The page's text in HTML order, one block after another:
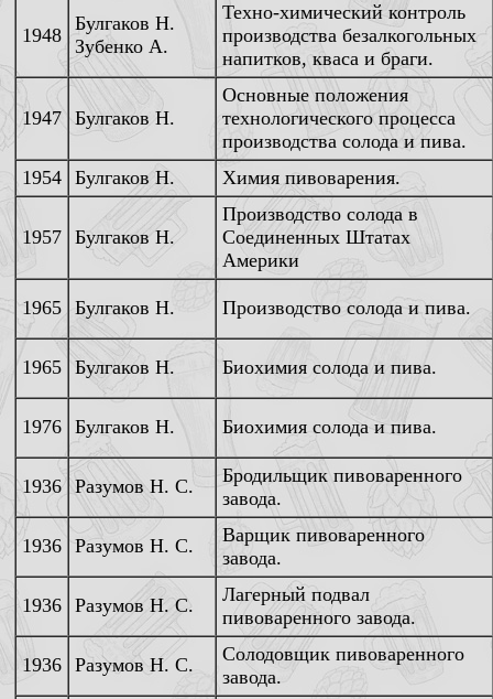
1948
Булгаков Н.
Зубенко А.
Техно-химический контроль
производства безалкогольных
напитков, кваса и браги.
1947 Булгаков Н.
Основные положения
технологического процесса
производства солода и пива.
1954 Булгаков Н. Химия пивоварения.
1957 Булгаков Н.
Производство солода в
Соединенных Штатах
Америки
1965 Булгаков Н. Производство солода и пива.
1965 Булгаков Н. Биохимия солода и пива.
1976 Булгаков Н. Биохимия солода и пива.
1936 Разумов Н. С.
Бродильщик пивоваренного
завода.
1936 Разумов Н. С.
Варщик пивоваренного
завода.
1936 Разумов Н. С.
Лагерный подвал
пивоваренного завода.
1936 Разумов Н. С.
Солодовщик пивоваренного
завода.